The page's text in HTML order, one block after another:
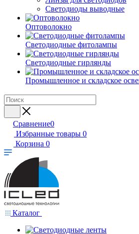
Светодиоды выводные
Оптоволокно
Светодиодные фитолампы
Светодиодные гирлянды
Промышленное и складское
Сравнение0
Избранные товары 0
Корзина 0
Каталог